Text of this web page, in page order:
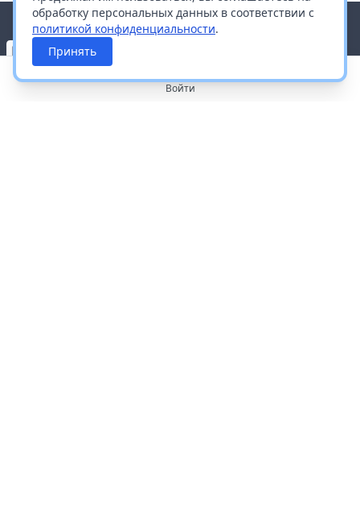
обработку персональных данных в соответствии с
политикой конфиденциальности.
Принять
Войти